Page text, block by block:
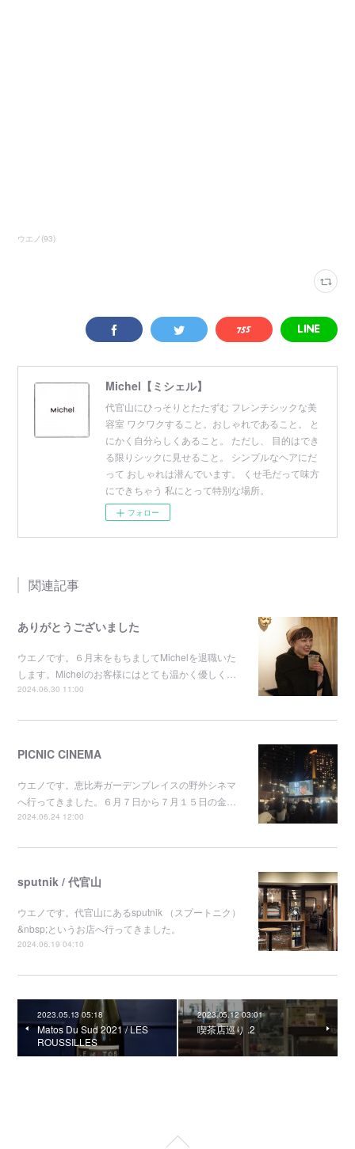
ウエノ (93)
Michel【ミシェル】
代官山にひっそりとたたずむ フレンチシックな美
容室 ワクワクすること。おしゃれであること。 と
にかく自分らしくあること。 ただし、 目的はでき
る限りシックに見せること。 シンプルなヘアにだ
って おしゃれは潜んでいます。 くせ毛だって味方
にできちゃう 私にとって特別な場所。
フォロー
関連記事
ありがとうございました
ウエノです。６月末をもちましてMichelを退職いた
します。Michelのお客様にはとても温かく優しく…
2024.06.30 11:00
PICNIC CINEMA
ウエノです。恵比寿ガーデンプレイスの野外シネマ
へ行ってきました。６月７日から７月１５日の金…
2024.06.24 12:00
sputnik / 代官山
ウエノです。代官山にあるsputnik （スプートニク）
&nbsp;というお店へ行ってきました。
2024.06.19 04:10
2023.05.13 05:18
Matos Du Sud 2021 / LES
ROUSSILLES
2023.05.12 03:01
喫茶店巡り .2